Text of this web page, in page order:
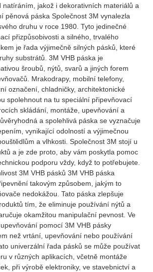
natíráním, jakož i dekorativních materiálů a
pěnová páska Společnost 3M vynalezla
druhu v roce 1980. Tyto jedinečné
přizpůsobivosti a silného, ​​trvalého
je řada výjimečně silných pásků, které
substrátů. 3M VHB páska je
šroubů, nýtů, svarů a jiných forem
Mrakodrapy, mobilní telefony,
označení, chladničky, architektonické
spolehnout na tu speciální připevňovací
skládání, montáže, upevňování a
a spolehlivá páska se vyznačuje
vynikající odolností a výjimečnou
a vlhkosti. Společnost 3M stojí u
a je zde proto, aby vám poskytla pomoc
podporu vždy, když to potřebujete.
3M VHB pásků 3M VHB páska
takovým způsobem, jakým to
nedokážou. Tato páska zlepšuje
tím, že eliminuje používání nýtů a
okamžitou manipulační pevnost. Ve
pomocí 3M VHB pásky
než vrtání, upevňování nebo používání
univerzální řada pásků se může používat
v různých aplikacích, včetně montáže
při výrobě elektroniky, ve stavebnictví a